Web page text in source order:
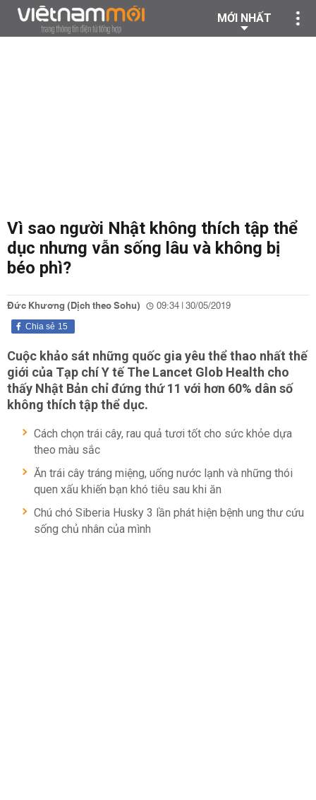
MỚI NHẤT
Vì sao người Nhật không thích tập thể
dục nhưng vẫn sống lâu và không bị
béo phì?
Đức Khương (Dịch theo Sohu) 09:34 | 30/05/2019
15
Chia sẻ
Cuộc khảo sát những quốc gia yêu thể thao nhất thế
giới của Tạp chí Y tế The Lancet Glob Health cho
thấy Nhật Bản chỉ đứng thứ 11 với hơn 60% dân số
không thích tập thể dục.
Cách chọn trái cây, rau quả tươi tốt cho sức khỏe dựa
theo màu sắc
Ăn trái cây tráng miệng, uống nước lạnh và những thói
quen xấu khiến bạn khó tiêu sau khi ăn
Chú chó Siberia Husky 3 lần phát hiện bệnh ung thư cứu
sống chủ nhân của mình